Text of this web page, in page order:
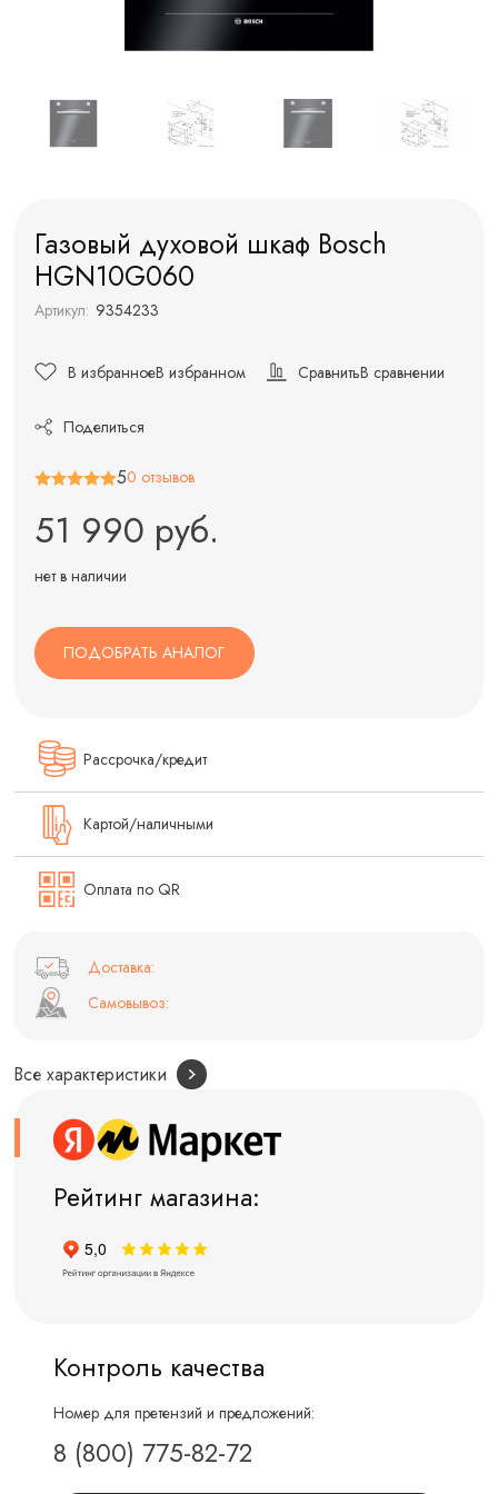
Газовый духовой шкаф Bosch
HGN10G060
Артикул: 9354233
В избранноеВ избранном СравнитьВ сравнении
Поделиться
50 отзывов
51 990 руб.
нет в наличии
ПОДОБРАТЬ АНАЛОГ
Рассрочка/кредит
Картой/наличными
Оплата по QR
Доставка:
Самовывоз:
Все характеристики
Рейтинг магазина:
Контроль качества
Номер для претензий и предложений:
8 (800) 775-82-72